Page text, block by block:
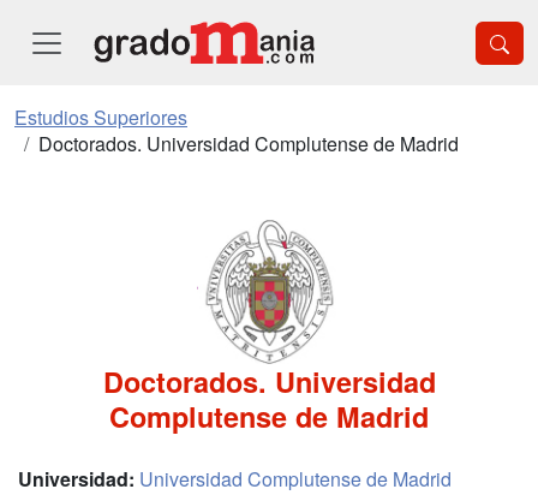
Estudios Superiores
Doctorados. Universidad Complutense de Madrid
Doctorados. Universidad
Complutense de Madrid
Universidad: Universidad Complutense de Madrid